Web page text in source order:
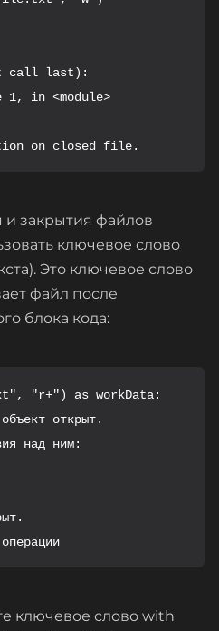
call last):
1, in <module>
on closed file.
и закрытия файлов
ключевое слово
Это ключевое слово
файл после
блока кода:
"r+") as workData:
открыт.
над ним:
ключевое слово with